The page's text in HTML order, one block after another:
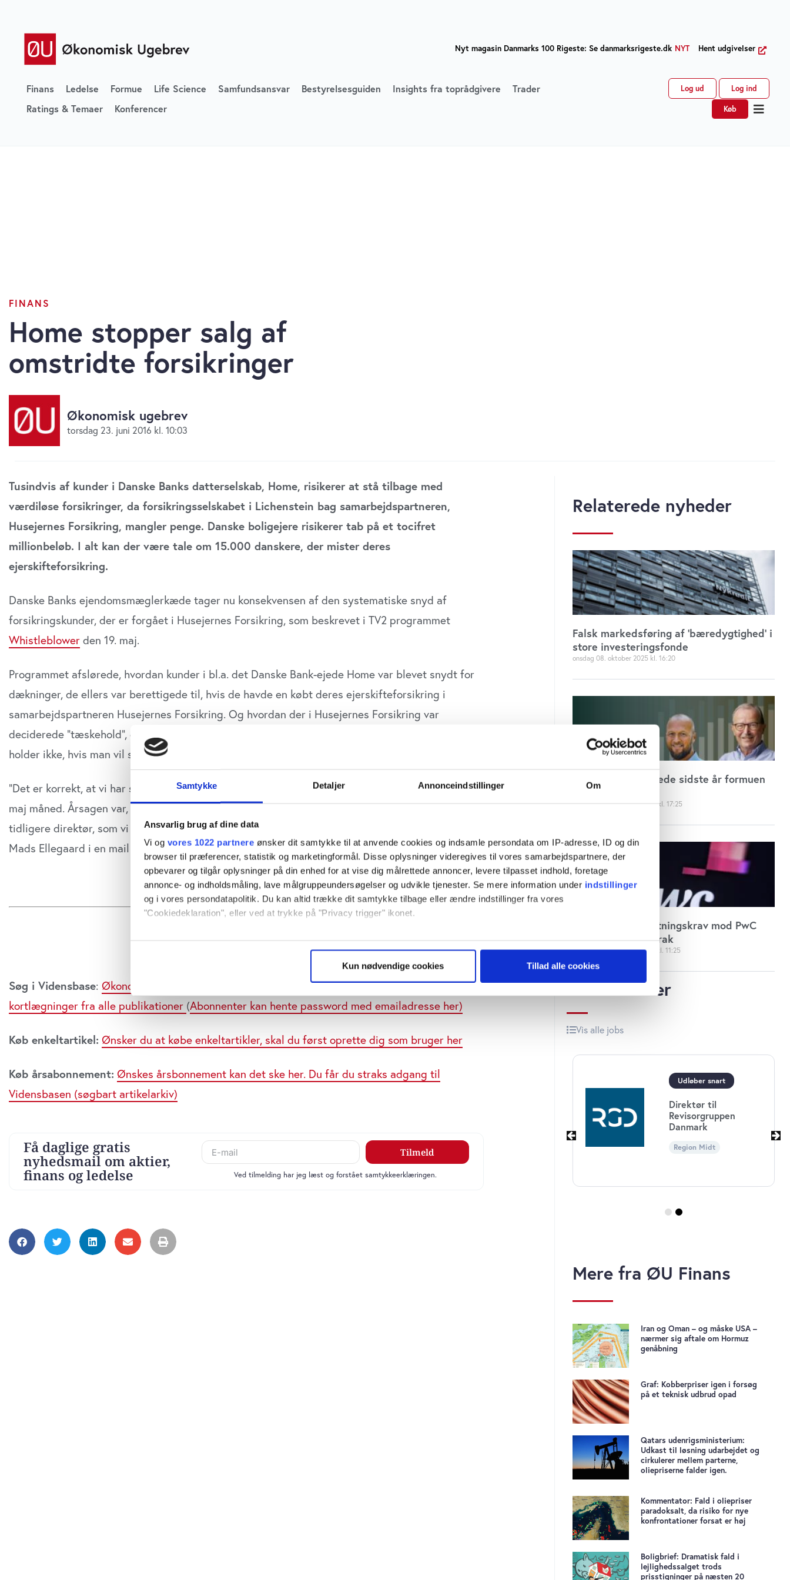
Samtykke Detaljer Annonceindstillinger Om
Ansvarlig brug af dine data
Vi og vores 1022 partnere ønsker dit samtykke til at anvende cookies og indsamle persondata om IP-adresse, ID og din
browser til præferencer, statistik og marketingformål. Disse oplysninger videregives til vores samarbejdspartnere, der
opbevarer og tilgår oplysninger på din enhed for at vise dig målrettede annoncer, levere tilpasset indhold, foretage
annonce- og indholdsmåling, lave målgruppeundersøgelser og udvikle tjenester. Se mere information under indstillinger
og i vores persondatapolitik. Du kan altid trække dit samtykke tilbage eller ændre indstillinger fra vores
"Cookiedeklaration", eller ved at trykke på "Privacy trigger" ikonet.
Hvis du tillader det, vil vi også gerne:
Identificere din enhed baseret på en scanning af dens unikke karakteristika (fingerprinting)
Vi bruger cookies til at tilpasse vores indhold og annoncer, til at vise dig funktioner til sociale medier og til at analysere
vores trafik. Vi deler også oplysninger om din brug af vores website med vores partnere inden for sociale medier,
annonceringspartnere og analysepartnere. Vores partnere kan kombinere disse data med andre oplysninger, du har givet
dem, eller som de har indsamlet fra din brug af deres tjenester. Du samtykker til vores cookies, hvis du fortsætter med at
anvende vores hjemmeside.
Kun nødvendige cookies Tillad alle cookies
Nyt magasin Danmarks 100 Rigeste: Se danmarksrigeste.dk NYT Hent udgivelser
Finans Ledelse Formue Life Science Samfundsansvar Bestyrelsesguiden Insights fra toprådgivere
Trader
Ratings & Temaer
Konferencer
Log ud Log ind
Køb
FINANS
Home stopper salg af
omstridte forsikringer
Økonomisk ugebrev
torsdag 23. juni 2016 kl. 10:03
Tusindvis af kunder i Danske Banks datterselskab, Home, risikerer at stå tilbage med
værdiløse forsikringer, da forsikringsselskabet i Lichenstein bag samarbejdspartneren,
Husejernes Forsikring, mangler penge. Danske boligejere risikerer tab på et tocifret
millionbeløb. I alt kan der være tale om 15.000 danskere, der mister deres
ejerskifteforsikring.
Danske Banks ejendomsmæglerkæde tager nu konsekvensen af den systematiske snyd af
forsikringskunder, der er forgået i Husejernes Forsikring, som beskrevet i TV2 programmet
Whistleblower den 19. maj.
Programmet afslørede, hvordan kunder i bl.a. det Danske Bank-ejede Home var blevet snydt for
dækninger, de ellers var berettigede til, hvis de havde en købt deres ejerskifteforsikring i
samarbejdspartneren Husejernes Forsikring. Og hvordan der i Husejernes Forsikring var
deciderede ”tæskehold”, der skulle få kunderne til at makke ret. Men den forretningspraksis
holder ikke, hvis man vil samarbejde med Home og Danske Bank, lyder det nu.
”Det er korrekt, at vi har suspenderet vores rammeaftale med Husejernes Forsikring. Det skete i
maj måned. Årsagen var, at vi blev bekendt med forretningsadfærd tilbage i tiden under den
tidligere direktør, som vi ikke fandt foreneligt med værdierne i vores kæde,” skriver relationschef
Mads Ellegaard i en mail til Økonomisk Ugebrev.
Søg i Vidensbase: Økonomisk Ugebrevs Vidensbase med adgang til artikler, analyser og
kortlægninger fra alle publikationer (Abonnenter kan hente password med emailadresse her)
Køb enkeltartikel: Ønsker du at købe enkeltartikler, skal du først oprette dig som bruger her
Køb årsabonnement: Ønskes årsbonnement kan det ske her. Du får du straks adgang til
Vidensbasen (søgbart artikelarkiv)
Relaterede nyheder
Falsk markedsføring af ’bæredygtighed’ i
store investeringsfonde
onsdag 08. oktober 2025 16:20
De 100 rigeste øgede sidste år formuen
med 141 mia. kr.
torsdag 30. november 2023 17:25
Nyt kæmpe erstatningskrav mod PwC
efter forsikringskrak
torsdag 16. november 2023 11:25
Jobannoncer
Vis alle jobs
Udløber snart
Region Midt
Region Hovedstaden
Udløber snart
Direktør til
Revisorgruppen
Danmark
Region Midt
Mere fra ØU Finans
Iran og Oman – og måske USA –
nærmer sig aftale om Hormuz
genåbning
Graf: Kobberpriser igen i forsøg
på et teknisk udbrud opad
Qatars udenrigsministerium:
Udkast til løsning udarbejdet og
cirkulerer mellem parterne,
oliepriserne falder igen.
Kommentator: Fald i oliepriser
paradoksalt, da risiko for nye
konfrontationer forsat er høj
Boligbrief: Dramatisk fald i
lejlighedssalget trods
prisstigninger på næsten 20